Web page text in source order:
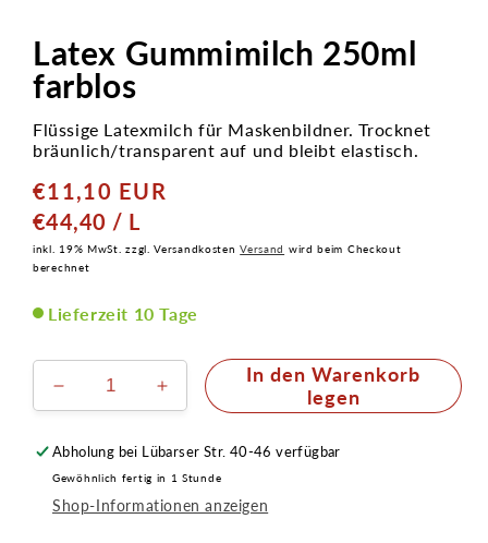
Latex Gummimilch 250ml
farblos
Flüssige Latexmilch für Maskenbildner. Trocknet
bräunlich/transparent auf und bleibt elastisch.
Normaler
Preis
€11,10 EUR
GRUNDPREIS
€44,40 / PRO
L
inkl. 19% MwSt. zzgl. VersandkostenVersand wird beim Checkout
berechnet
Lieferzeit 10 Tage
Verringere
die
Menge
für
Latex
Gummimilch
Erhöhe
die
Menge
für
Latex
Gummimilch
In den Warenkorb
legen
Abholung bei Lübarser Str. 40-46 verfügbar
Gewöhnlich fertig in 1 Stunde
Shop-Informationen anzeigen